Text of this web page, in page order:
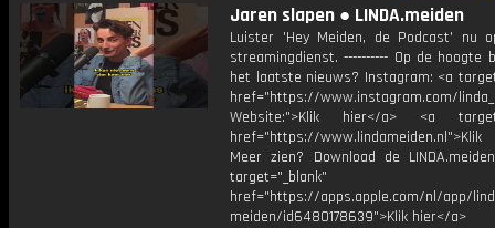
Jaren slapen ● LINDA.meiden
Luister 'Hey Meiden, de Podcast' nu
streamingdienst. ---------- Op de hoogte
het laatste nieuws? Instagram: <a
href="https://www.instagram.com/
Website:">Klik hier</a> <a
href="https://
Meer zien? Download de
target="_blank"
href="https://apps.apple.com/nl/app/
meiden/id6480178639">Klik hier</a>